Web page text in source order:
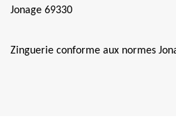
Jonage 69330
Zinguerie conforme aux normes